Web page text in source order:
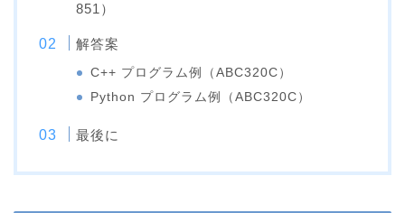
851）
解答案
C++ プログラム例（ABC320C）
Python プログラム例（ABC320C）
最後に